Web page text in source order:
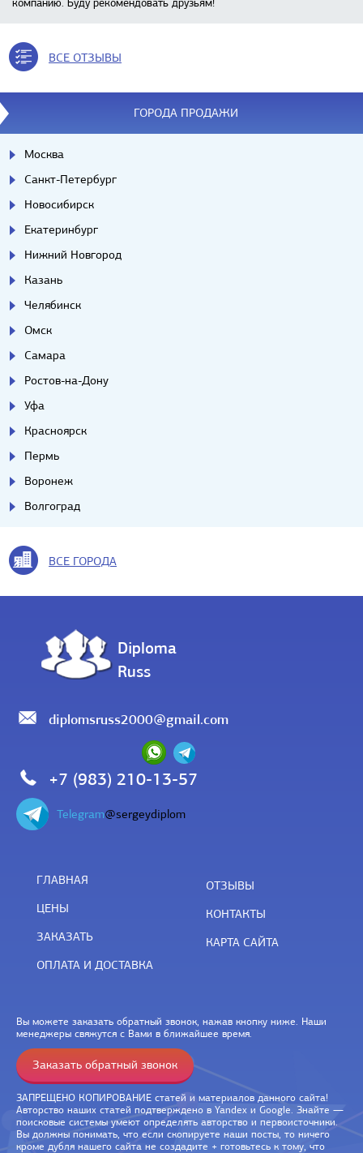
компанию. Буду рекомендовать друзьям!
ВСЕ ОТЗЫВЫ
ГОРОДА ПРОДАЖИ
Москва
Санкт-Петербург
Новосибирск
Екатеринбург
Нижний Новгород
Казань
Челябинск
Омск
Самара
Ростов-на-Дону
Уфа
Красноярск
Пермь
Воронеж
Волгоград
ВСЕ ГОРОДА
Diploma
Russ
diplomsruss2000@gmail.com
+7 (983) 210-13-57
Telegram@sergeydiplom
ГЛАВНАЯ
ЦЕНЫ
ЗАКАЗАТЬ
ОПЛАТА И ДОСТАВКА
ОТЗЫВЫ
КОНТАКТЫ
КАРТА САЙТА
Вы можете заказать обратный звонок, нажав кнопку ниже. Наши
менеджеры свяжутся с Вами в ближайшее время.
Заказать обратный звонок
ЗАПРЕЩЕНО КОПИРОВАНИЕ статей и материалов данного сайта!
Авторство наших статей подтверждено в Yandex и Google. Знайте —
поисковые системы умеют определять авторство и первоисточники.
Вы должны понимать, что если скопируете наши посты, то ничего
кроме дубля нашего сайта не создадите + готовьтесь к тому, что